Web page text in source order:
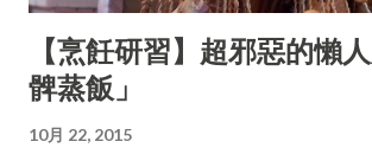
【烹飪研習】超邪惡的懶
髀蒸飯」
10月 22, 2015